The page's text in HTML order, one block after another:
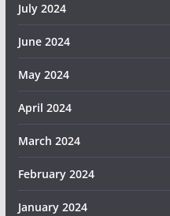
July 2024
June 2024
May 2024
April 2024
March 2024
February 2024
January 2024